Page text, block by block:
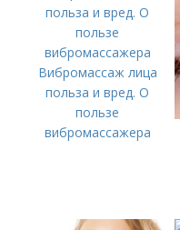
Вибромассаж лица
польза и вред. О
пользе
вибромассажера